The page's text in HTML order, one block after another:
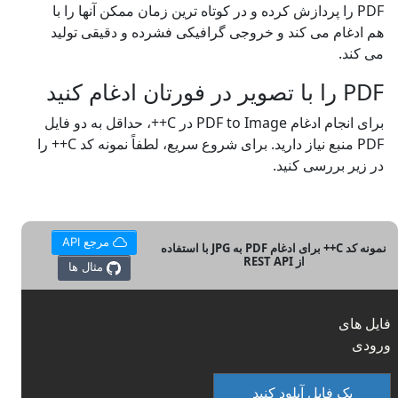
PDF را پردازش کرده و در کوتاه ترین زمان ممکن آنها را با
هم ادغام می کند و خروجی گرافیکی فشرده و دقیقی تولید
می کند.
PDF را با تصویر در فورتان ادغام کنید
برای انجام ادغام PDF to Image در C++، حداقل به دو فایل
PDF منبع نیاز دارید. برای شروع سریع، لطفاً نمونه کد C++ را
در زیر بررسی کنید.
نمونه کد C++ برای ادغام PDF به JPG با استفاده
از REST API
فایل های
ورودی
یک فایل آپلود کنید